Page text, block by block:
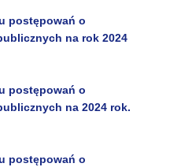
postępowań o
na rok 2024
postępowań o
na 2024 rok.
postępowań o